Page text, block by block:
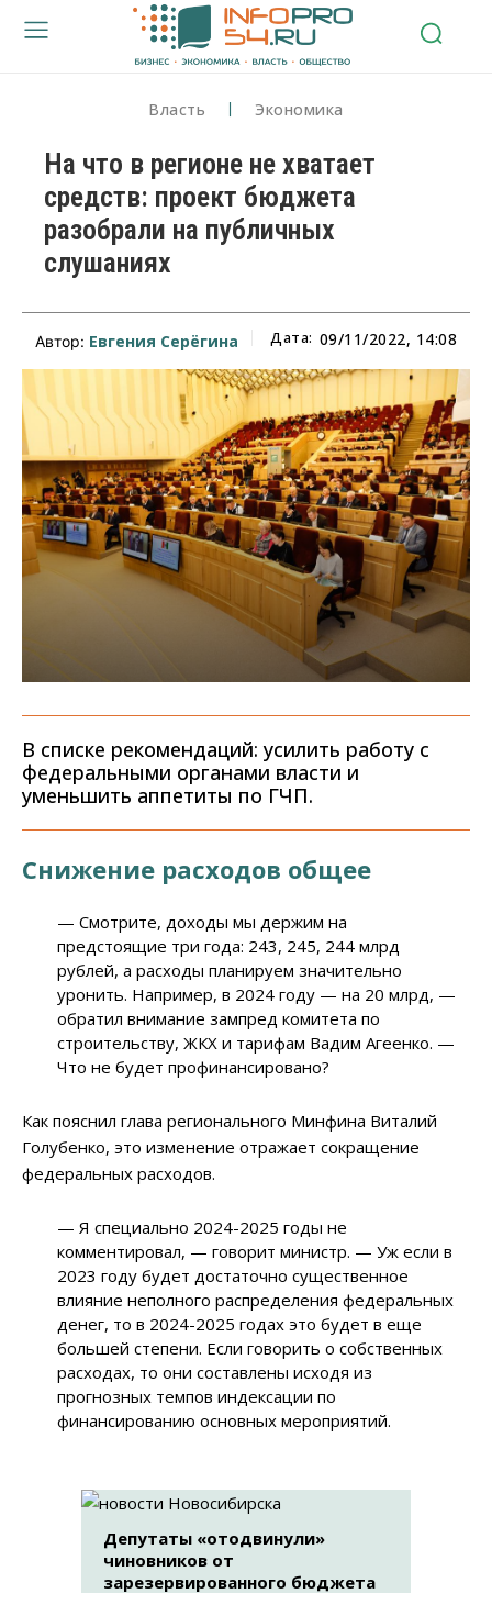
Власть Экономика
На что в регионе не хватает
средств: проект бюджета
разобрали на публичных
слушаниях
Автор: Евгения Серёгина Дата: 09/11/2022, 14:08
В списке рекомендаций: усилить работу с
федеральными органами власти и
уменьшить аппетиты по ГЧП.
Снижение расходов общее
— Смотрите, доходы мы держим на
предстоящие три года: 243, 245, 244 млрд
рублей, а расходы планируем значительно
уронить. Например, в 2024 году — на 20 млрд, —
обратил внимание зампред комитета по
строительству, ЖКХ и тарифам Вадим Агеенко. —
Что не будет профинансировано?
Как пояснил глава регионального Минфина Виталий
Голубенко, это изменение отражает сокращение
федеральных расходов.
— Я специально 2024-2025 годы не
комментировал, — говорит министр. — Уж если в
2023 году будет достаточно существенное
влияние неполного распределения федеральных
денег, то в 2024-2025 годах это будет в еще
большей степени. Если говорить о собственных
расходах, то они составлены исходя из
прогнозных темпов индексации по
финансированию основных мероприятий.
Депутаты «отодвинули»
чиновников от
зарезервированного бюджета